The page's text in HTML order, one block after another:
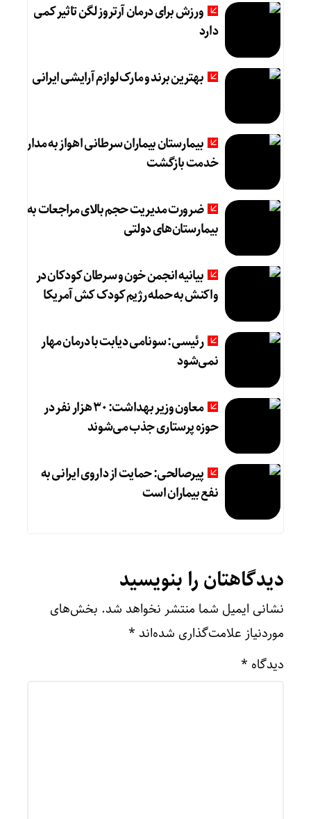
ورزش برای درمان آرتروز لگن تاثیر کمی
دارد
بهترین برند و مارک لوازم آرایشی ایرانی
بیمارستان بیماران سرطانی اهواز به مدار
خدمت بازگشت
ضرورت مدیریت حجم بالای مراجعات به
بیمارستان‌های دولتی
بیانیه انجمن خون و سرطان کودکان در
واکنش به حمله رژیم کودک کش آمریکا
رئیسی: سونامی دیابت با درمان مهار
نمی‌شود
معاون وزیر بهداشت: ۳۰ هزار نفر در
حوزه پرستاری جذب می‌شوند
پیرصالحی: حمایت از داروی ایرانی به
نفع بیماران است
دیدگاهتان را بنویسید
نشانی ایمیل شما منتشر نخواهد شد. بخش‌های
موردنیاز علامت‌گذاری شده‌اند *
دیدگاه *